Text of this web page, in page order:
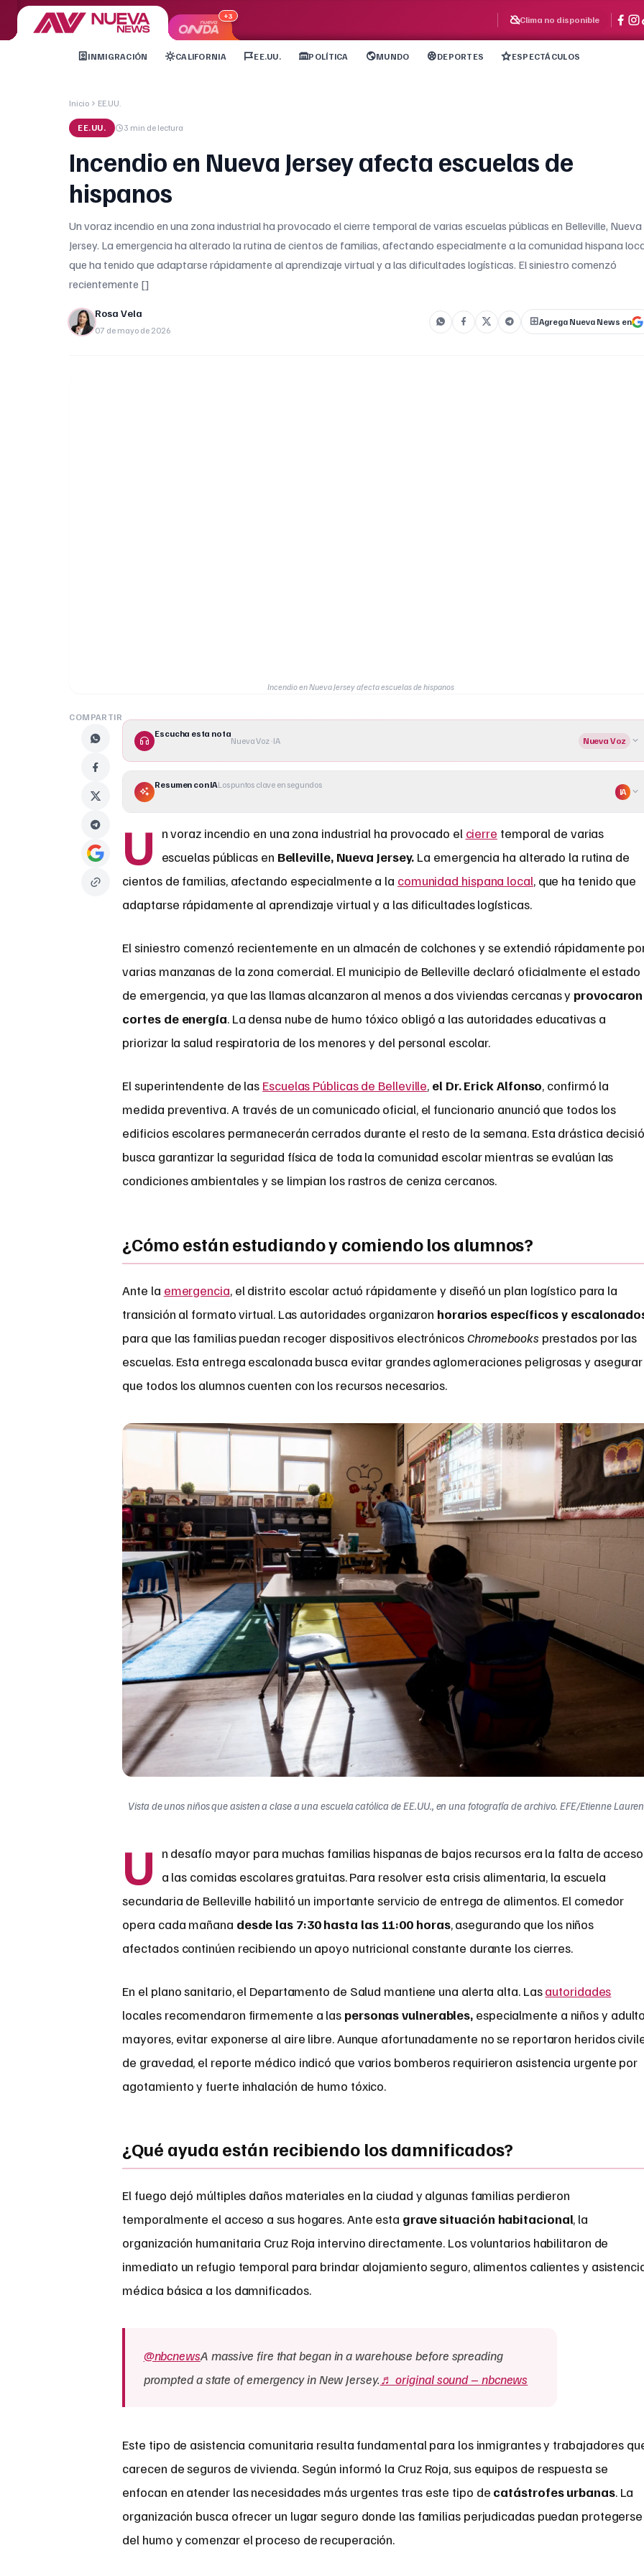
+3 Clima no disponible
INMIGRACIÓN CALIFORNIA EE.UU. POLÍTICA MUNDO DEPORTES ESPECTÁCULOS
Inicio EE.UU.
EE.UU. 3 min de lectura
Incendio en Nueva Jersey afecta escuelas de
hispanos
Un voraz incendio en una zona industrial ha provocado el cierre temporal de varias escuelas públicas en Belleville, Nueva
Jersey. La emergencia ha alterado la rutina de cientos de familias, afectando especialmente a la comunidad hispana
que ha tenido que adaptarse rápidamente al aprendizaje virtual y a las dificultades logísticas. El siniestro comenzó
recientemente []
Rosa Vela
07 de mayo de 2026
Agrega Nueva News en
Incendio en Nueva Jersey afecta escuelas de hispanos
COMPARTIR
Escucha esta nota
Nueva Voz · IA Nueva Voz
Resumen con IALos puntos clave en segundos
IA
U n voraz incendio en una zona industrial ha provocado el cierre temporal de varias
escuelas públicas en Belleville, Nueva Jersey. La emergencia ha alterado la rutina de
cientos de familias, afectando especialmente a la comunidad hispana local, que ha tenido que
adaptarse rápidamente al aprendizaje virtual y a las dificultades logísticas.
El siniestro comenzó recientemente en un almacén de colchones y se extendió rápidamente
varias manzanas de la zona comercial. El municipio de Belleville declaró oficialmente el estado
de emergencia, ya que las llamas alcanzaron al menos a dos viviendas cercanas y provocaron
cortes de energía. La densa nube de humo tóxico obligó a las autoridades educativas a
priorizar la salud respiratoria de los menores y del personal escolar.
El superintendente de las Escuelas Públicas de Belleville, el Dr. Erick Alfonso, confirmó la
medida preventiva. A través de un comunicado oficial, el funcionario anunció que todos los
edificios escolares permanecerán cerrados durante el resto de la semana. Esta drástica
busca garantizar la seguridad física de toda la comunidad escolar mientras se evalúan las
condiciones ambientales y se limpian los rastros de ceniza cercanos.
¿Cómo están estudiando y comiendo los alumnos?
Ante la emergencia, el distrito escolar actuó rápidamente y diseñó un plan logístico para la
transición al formato virtual. Las autoridades organizaron horarios específicos y
para que las familias puedan recoger dispositivos electrónicosChromebooks prestados por las
escuelas. Esta entrega escalonada busca evitar grandes aglomeraciones peligrosas y asegurar
que todos los alumnos cuenten con los recursos necesarios.
Vista de unos niños que asisten a clase a una escuela católica de EE.UU., en una fotografía de archivo. EFE/Etienne
U
n desafío mayor para muchas familias hispanas de bajos recursos era la falta de acceso
a las comidas escolares gratuitas. Para resolver esta crisis alimentaria, la escuela
secundaria de Belleville habilitó un importante servicio de entrega de alimentos. El comedor
opera cada mañana desde las 7:30 hasta las 11:00 horas, asegurando que los niños
afectados continúen recibiendo un apoyo nutricional constante durante los cierres.
En el plano sanitario, el Departamento de Salud mantiene una alerta alta. Lasautoridades
locales recomendaron firmemente a las personas vulnerables, especialmente a niños y
mayores, evitar exponerse al aire libre. Aunque afortunadamente no se reportaron heridos
de gravedad, el reporte médico indicó que varios bomberos requirieron asistencia urgente por
agotamiento y fuerte inhalación de humo tóxico.
¿Qué ayuda están recibiendo los damnificados?
El fuego dejó múltiples daños materiales en la ciudad y algunas familias perdieron
temporalmente el acceso a sus hogares. Ante esta grave situación habitacional, la
organización humanitaria Cruz Roja intervino directamente. Los voluntarios habilitaron de
inmediato un refugio temporal para brindar alojamiento seguro, alimentos calientes y
médica básica a los damnificados.
@nbcnewsA massive fire that began in a warehouse before spreading
prompted a state of emergency in New Jersey.♬ original sound – nbcnews
Este tipo de asistencia comunitaria resulta fundamental para los inmigrantes y trabajadores
carecen de seguros de vivienda. Según informó la Cruz Roja, sus equipos de respuesta se
enfocan en atender las necesidades más urgentes tras este tipo de catástrofes urbanas. La
organización busca ofrecer un lugar seguro donde las familias perjudicadas puedan protegerse
del humo y comenzar el proceso de recuperación.